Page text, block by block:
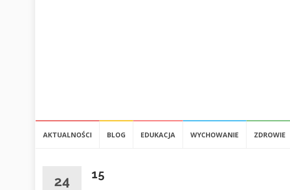
AKTUALNOŚCI BLOG EDUKACJA WYCHOWANIE ZDROWIE
24 15